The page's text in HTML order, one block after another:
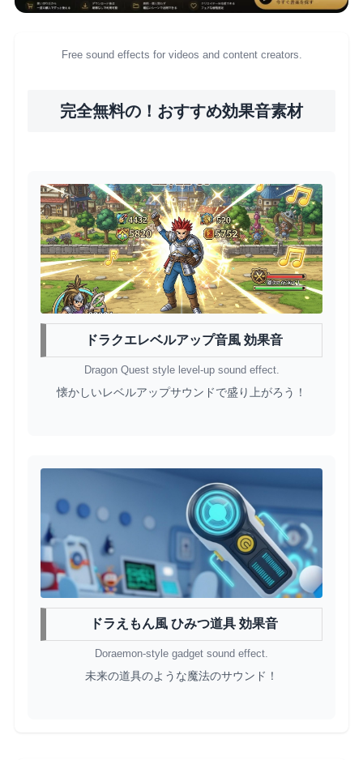
Free sound effects for videos and content creators.
完全無料の！おすすめ効果音素材
ドラクエレベルアップ音風 効果音
Dragon Quest style level-up sound effect.
懐かしいレベルアップサウンドで盛り上がろう！
ドラえもん風 ひみつ道具 効果音
Doraemon-style gadget sound effect.
未来の道具のような魔法のサウンド！